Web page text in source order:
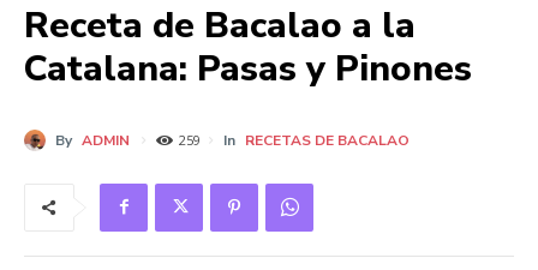
Receta de Bacalao a la
Catalana: Pasas y Pinones
By ADMIN 259 In RECETAS DE BACALAO